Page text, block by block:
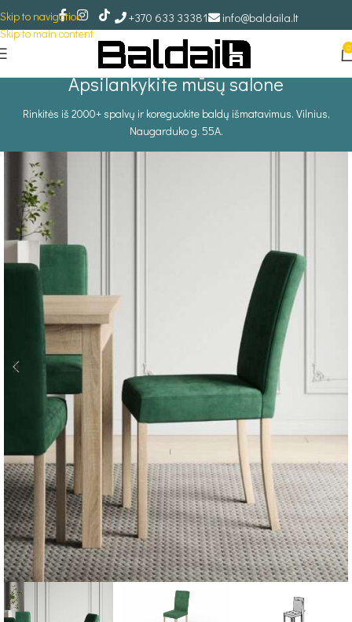
Skip to navigation
Skip to main content
+370 633 33381 info@baldaila.lt
0
Apsilankykite mūsų salone
Rinkitės iš 2000+ spalvų ir koreguokite baldų išmatavimus. Vilnius,
Naugarduko g. 55A.